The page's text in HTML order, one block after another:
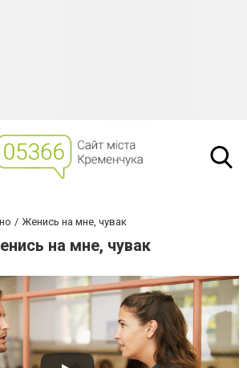
Женись на мне, чувак
на мне, чувак